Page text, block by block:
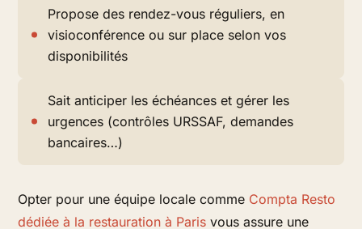
Proposedes rendez-vous réguliers, en
visioconférence ou sur place selon vos
disponibilités
Saitanticiper les échéances et gérer les
urgences (contrôles URSSAF, demandes
bancaires…)
Opter pour une équipe locale comme Compta Resto
dédiée à la restauration à Paris vous assure une